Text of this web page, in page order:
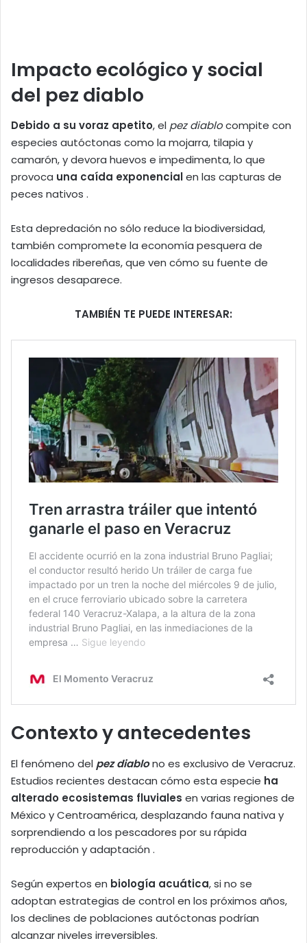
Impacto ecológico y social
del pez diablo
Debido a su voraz apetito, el pez diablocompite con
especies autóctonas como la mojarra, tilapia y
camarón, y devora huevos e impedimenta, lo que
provoca una caída exponencialen las capturas de
peces nativos .
Esta depredación no sólo reduce la biodiversidad,
también compromete la economía pesquera de
localidades ribereñas, que ven cómo su fuente de
ingresos desaparece.
TAMBIÉN TE PUEDE INTERESAR:
Contexto y antecedentes
El fenómeno del pez diablono es exclusivo de Veracruz.
Estudios recientes destacan cómo esta especie ha
alterado ecosistemas fluviales en varias regiones de
México y Centroamérica, desplazando fauna nativa y
sorprendiendo a los pescadores por su rápida
reproducción y adaptación .
Según expertos en biología acuática, si no se
adoptan estrategias de control en los próximos años,
los declines de poblaciones autóctonas podrían
alcanzar niveles irreversibles.